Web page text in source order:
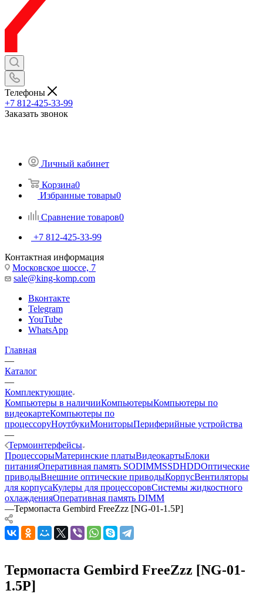
Телефоны
+7 812-425-33-99
Заказать звонок
Личный кабинет
Корзина0
Избранные товары0
Сравнение товаров0
+7 812-425-33-99
Контактная информация
Московское шоссе, 7
sale@king-komp.com
Вконтакте
Telegram
YouTube
WhatsApp
Главная
—
Каталог
—
Комплектующие
Компьютеры в наличииКомпьютерыКомпьютеры по
видеокартеКомпьютеры по
процессоруНоутбукиМониторыПериферийные устройства
—
Термоинтерфейсы
ПроцессорыМатеринские платыВидеокартыБлоки
питанияОперативная память SODIMMSSDHDDОптические
приводыВнешние оптические приводыКорпусВентиляторы
для корпусаКулеры для процессоровСистемы жидкостного
охлажденияОперативная память DIMM
—Термопаста Gembird FreeZzz [NG-01-1.5P]
Термопаста Gembird FreeZzz [NG-01-
1.5P]